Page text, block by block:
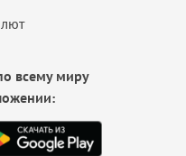
всему миру